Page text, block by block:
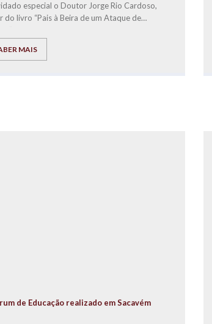
especial o Doutor Jorge Rio Cardoso,
do livro “Pais à Beira de um Ataque de
MAIS
de Educação realizado em Sacavém